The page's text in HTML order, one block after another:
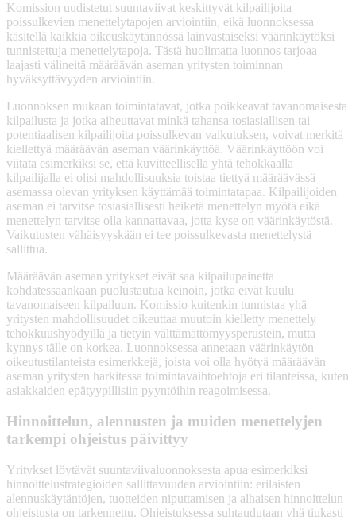
Komission uudistetut suuntaviivat keskittyvät kilpailijoita
poissulkevien menettelytapojen arviointiin, eikä luonnoksessa
käsitellä kaikkia oikeuskäytännössä lainvastaiseksi väärinkäytöksi
tunnistettuja menettelytapoja. Tästä huolimatta luonnos tarjoaa
laajasti välineitä määräävän aseman yritysten toiminnan
hyväksyttävyyden arviointiin.
Luonnoksen mukaan toimintatavat, jotka poikkeavat tavanomaisesta
kilpailusta ja jotka aiheuttavat minkä tahansa tosiasiallisen tai
potentiaalisen kilpailijoita poissulkevan vaikutuksen, voivat merkitä
kiellettyä määräävän aseman väärinkäyttöä. Väärinkäyttöön voi
viitata esimerkiksi se, että kuvitteellisella yhtä tehokkaalla
kilpailijalla ei olisi mahdollisuuksia toistaa tiettyä määräävässä
asemassa olevan yrityksen käyttämää toimintatapaa. Kilpailijoiden
aseman ei tarvitse tosiasiallisesti heiketä menettelyn myötä eikä
menettelyn tarvitse olla kannattavaa, jotta kyse on väärinkäytöstä.
Vaikutusten vähäisyyskään ei tee poissulkevasta menettelystä
sallittua.
Määräävän aseman yritykset eivät saa kilpailupainetta
kohdatessaankaan puolustautua keinoin, jotka eivät kuulu
tavanomaiseen kilpailuun. Komissio kuitenkin tunnistaa yhä
yritysten mahdollisuudet oikeuttaa muutoin kielletty menettely
tehokkuushyödyillä ja tietyin välttämättömyysperustein, mutta
kynnys tälle on korkea. Luonnoksessa annetaan väärinkäytön
oikeutustilanteista esimerkkejä, joista voi olla hyötyä määräävän
aseman yritysten harkitessa toimintavaihtoehtoja eri tilanteissa, kuten
asiakkaiden epätyypillisiin pyyntöihin reagoimisessa.
Hinnoittelun, alennusten ja muiden menettelyjen
tarkempi ohjeistus päivittyy
Yritykset löytävät suuntaviivaluonnoksesta apua esimerkiksi
hinnoittelustrategioiden sallittavuuden arviointiin: erilaisten
alennuskäytäntöjen, tuotteiden niputtamisen ja alhaisen hinnoittelun
ohjeistusta on tarkennettu. Ohjeistuksessa suhtaudutaan yhä tiukasti